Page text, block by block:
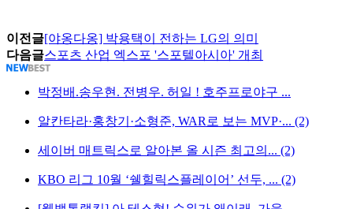
이전글[야옹다옹] 박용택이 전하는 LG의 의미
다음글스포츠 산업 엑스포 '스포텔아시아' 개최
박정배.송우현. 전병우. 허일 ! 호주프로야구 ...
알칸타라·홍창기·소형준, WAR로 보는 MVP·... (2)
세이버 매트릭스로 알아본 올 시즌 최고의... (2)
KBO 리그 10월 ‘쉘힐릭스플레이어’ 선두, ... (2)